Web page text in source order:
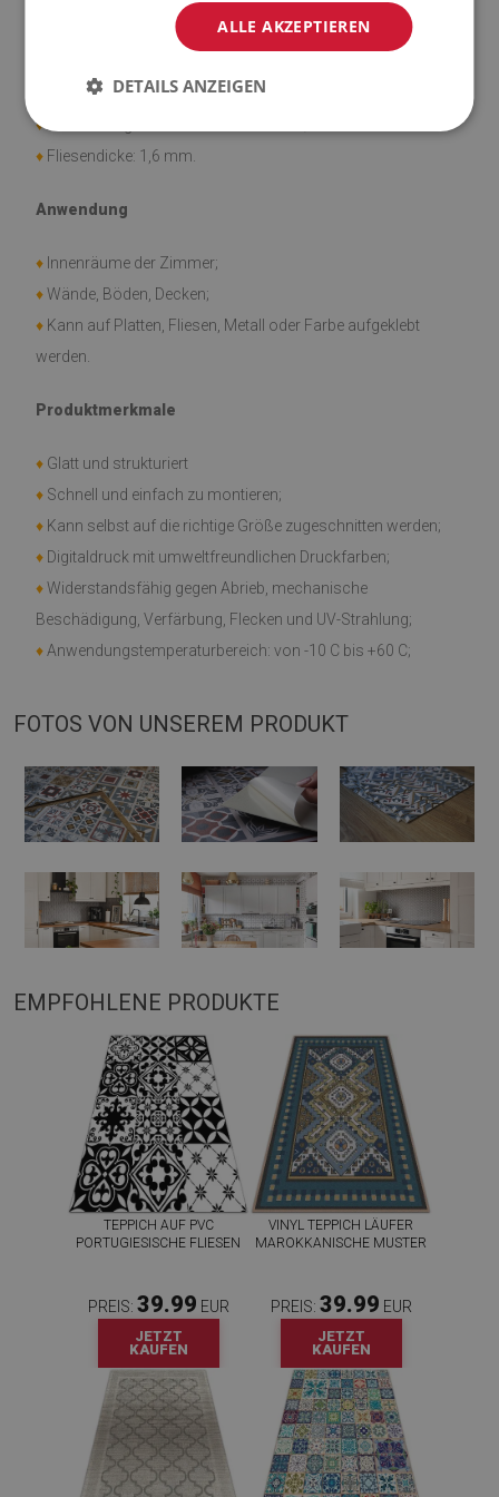
Vinyl verstärkt mit PES-Netz mit Klebstoff;
♦Abmessungen der Fliesen: 30x30 cm;
♦ Fliesendicke: 1,6 mm.
Anwendung
♦ Innenräume der Zimmer;
♦Wände, Böden, Decken;
♦ Kann auf Platten, Fliesen, Metall oder Farbe aufgeklebt
werden.
Produktmerkmale
♦ Glatt und strukturiert
♦ Schnell und einfach zu montieren;
♦ Kann selbst auf die richtige Größe zugeschnitten werden;
♦ Digitaldruck mit umweltfreundlichen Druckfarben;
♦Widerstandsfähig gegen Abrieb, mechanische
Beschädigung, Verfärbung, Flecken und UV-Strahlung;
♦ Anwendungstemperaturbereich: von -10 C bis +60 C;
FOTOS VON UNSEREM PRODUKT
EMPFOHLENE PRODUKTE
TEPPICH AUF PVC
PORTUGIESISCHE FLIESEN
PREIS: 39.99 EUR
JETZT
KAUFEN
VINYL TEPPICH LÄUFER
MAROKKANISCHE MUSTER
PREIS: 39.99 EUR
JETZT
KAUFEN
ALLE AKZEPTIEREN
DETAILS ANZEIGEN